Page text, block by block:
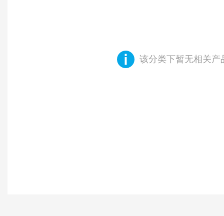
该分类下暂无相关